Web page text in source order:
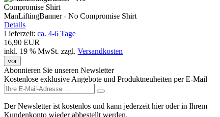
ManLiftingBanner - No Compromise Shirt
Details
Lieferzeit: ca. 4-6 Tage
16,90 EUR
inkl. 19 % MwSt. zzgl. Versandkosten
vor
Abonnieren Sie unseren Newsletter
Kostenlose exklusive Angebote und Produktneuheiten per E-Mail
Der Newsletter ist kostenlos und kann jederzeit hier oder in Ihrem
Kundenkonto wieder abbestellt werden.